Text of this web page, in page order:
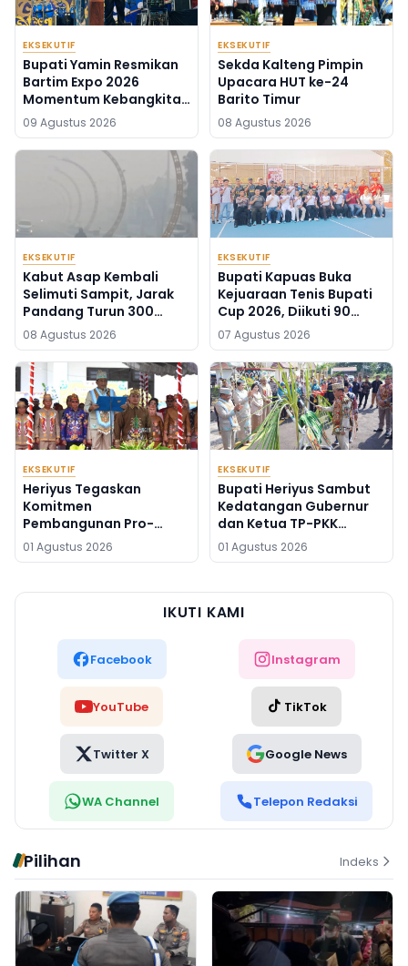
EKSEKUTIF
Bupati Yamin Resmikan
Bartim Expo 2026
Momentum Kebangkitan
Ekonomi Daerah
09 Agustus 2026
EKSEKUTIF
Sekda Kalteng Pimpin
Upacara HUT ke-24
Barito Timur
08 Agustus 2026
EKSEKUTIF
Kabut Asap Kembali
Selimuti Sampit, Jarak
Pandang Turun 300
Meter
08 Agustus 2026
EKSEKUTIF
Bupati Kapuas Buka
Kejuaraan Tenis Bupati
Cup 2026, Diikuti 90
Atlet Kalteng dan Kalsel
07 Agustus 2026
EKSEKUTIF
Heriyus Tegaskan
Komitmen
Pembangunan Pro-
Rakyat di HUT ke-24
Murung Raya
01 Agustus 2026
EKSEKUTIF
Bupati Heriyus Sambut
Kedatangan Gubernur
dan Ketua TP-PKK
Kalteng
01 Agustus 2026
IKUTI KAMI
Facebook Instagram
YouTube TikTok
Twitter X Google News
WA Channel Telepon Redaksi
Pilihan Indeks